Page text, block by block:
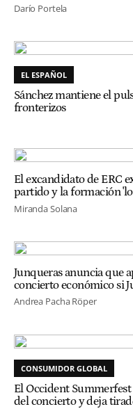
Darío Portela
EL ESPAÑOL
Sánchez mantiene el
fronterizos
El excandidato de ERC
partido y la formación
Miranda Solana
Junqueras anuncia que
concierto económico si
Andrea Pacha Röper
CONSUMIDOR GLOBAL
El Occident Summerfest
del concierto y deja